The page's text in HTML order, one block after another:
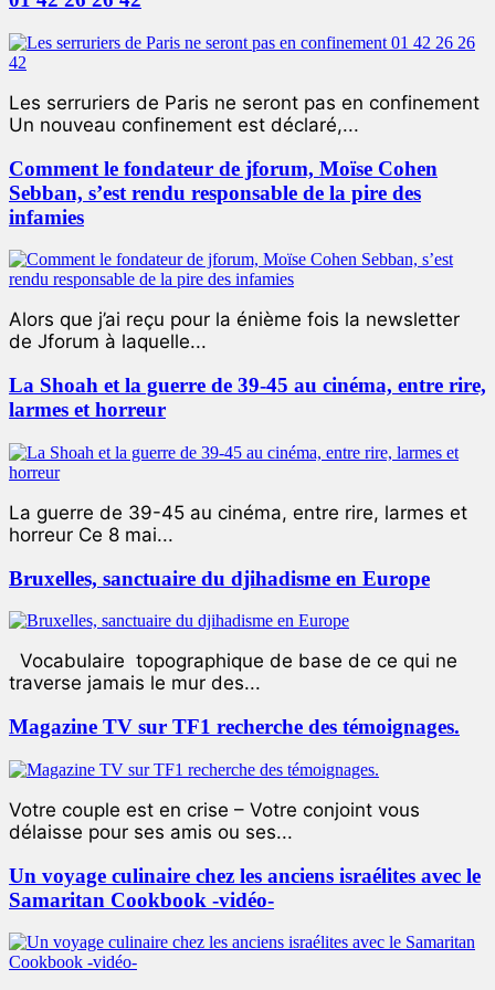
Les serruriers de Paris ne seront pas en confinement
Un nouveau confinement est déclaré,...
Comment le fondateur de jforum, Moïse Cohen
Sebban, s’est rendu responsable de la pire des
infamies
Alors que j’ai reçu pour la énième fois la newsletter
de Jforum à laquelle...
La Shoah et la guerre de 39-45 au cinéma, entre rire,
larmes et horreur
La guerre de 39-45 au cinéma, entre rire, larmes et
horreur Ce 8 mai...
Bruxelles, sanctuaire du djihadisme en Europe
Vocabulaire topographique de base de ce qui ne
traverse jamais le mur des...
Magazine TV sur TF1 recherche des témoignages.
Votre couple est en crise – Votre conjoint vous
délaisse pour ses amis ou ses...
Un voyage culinaire chez les anciens israélites avec le
Samaritan Cookbook -vidéo-